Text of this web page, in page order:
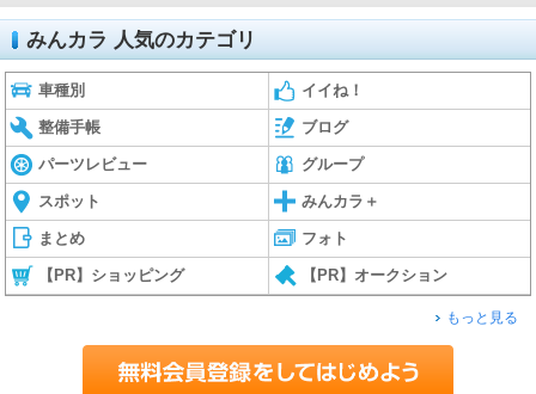
みんカラ 人気のカテゴリ
車種別 イイね！
整備手帳 ブログ
パーツレビュー グループ
スポット みんカラ＋
まとめ フォト
【PR】ショッピング 【PR】オークション
もっと見る